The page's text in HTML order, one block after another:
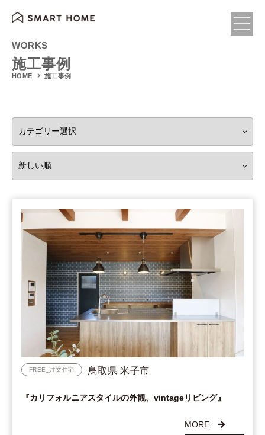
WORKS
施工事例
HOME 施工事例
鳥取県 米子市
FREE_注文住宅
『カリフォルニアスタイルの外観、vintageリビング』
MORE